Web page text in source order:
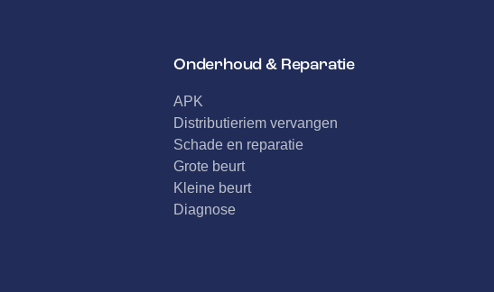
Onderhoud & Reparatie
APK
Distributieriem vervangen
Schade en reparatie
Grote beurt
Kleine beurt
Diagnose